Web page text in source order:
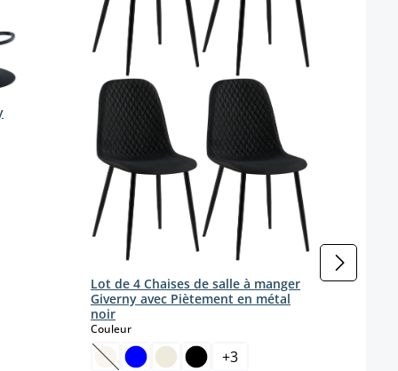
Lot de 4 Chaises de salle à manger
Giverny avec Piètement en métal
noir
Couleurselect
(Cette option n'est pas disponible pour le
+3